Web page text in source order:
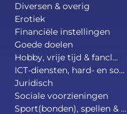
Diversen & overig
Erotiek
Financiële instellingen
Goede doelen
Hobby, vrije tijd & fancl...
ICT-diensten, hard- en so...
Juridisch
Sociale voorzieningen
Sport(bonden), spellen & ...